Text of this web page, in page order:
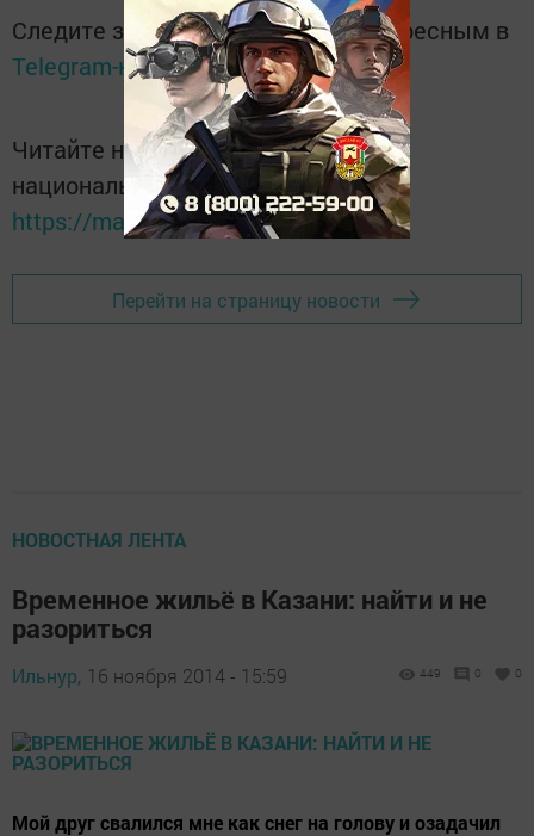
Следите за самым важным и интересным в
Telegram-каналеТатмедиа
Читайте новости Татарстана в
национальном мессенджере MАХ:
https://max.ru/tatmedia
Перейти на страницу новости
НОВОСТНАЯ ЛЕНТА
Временное жильё в Казани: найти и не
разориться
Ильнур, 16 ноября 2014 - 15:59 449 0 0
Мой друг свалился мне как снег на голову и озадачил